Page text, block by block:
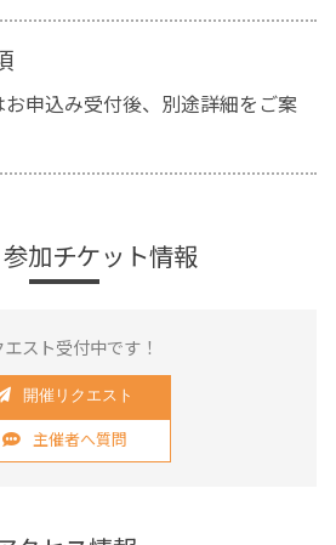
申込み受付後、別途詳細をご案
加チケット情報
エスト受付中です！
開催リクエスト
主催者へ質問